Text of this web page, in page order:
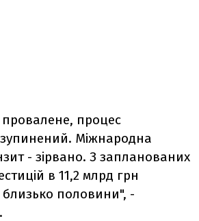
процес
зупинений. Міжнародна
- зірвано. З запланованих
в 11,2 млрд грн
половини", -